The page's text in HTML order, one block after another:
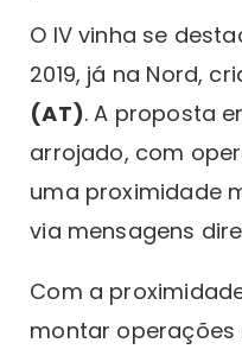
O IV vinha se
2019, já na Nord,
(AT). A proposta
arrojado, com
uma proximidade
via mensagens
Com a
montar operações